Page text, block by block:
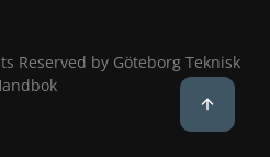
Reserved by Göteborg Teknisk
Back to